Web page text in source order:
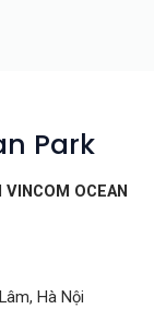
Park
VINCOM OCEAN
Hà Nội